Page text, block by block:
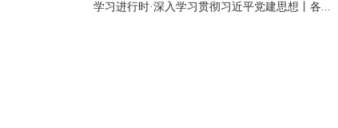
学习进行时·深入学习贯彻习近平党建思想丨各...